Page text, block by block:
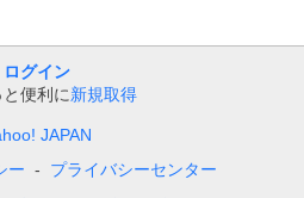
ログイン
便利に新規取得
JAPAN
ー
プライバシーセンター